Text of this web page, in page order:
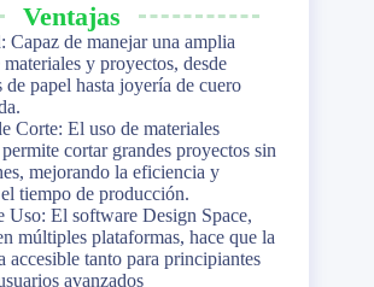
Ventajas
Capaz de manejar una amplia
y proyectos, desde
papel hasta joyería de cuero
Corte: El uso de materiales
cortar grandes proyectos sin
mejorando la eficiencia y
tiempo de producción.
Uso: El software Design Space,
múltiples plataformas, hace que la
accesible tanto para principiantes
avanzados​